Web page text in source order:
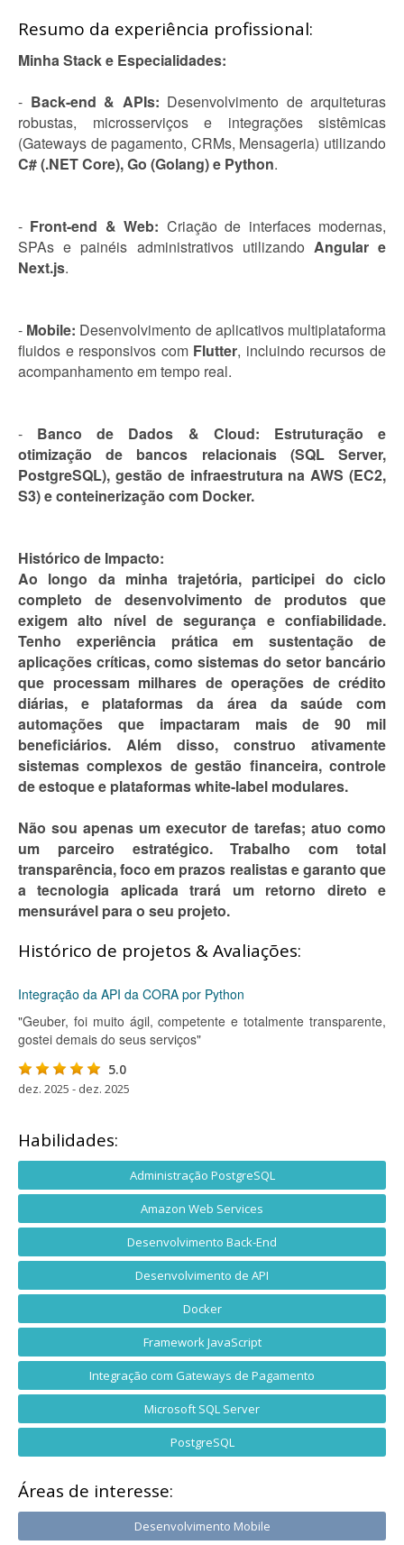
Resumo da experiência profissional:
Minha Stack e Especialidades:
- Back-end & APIs: Desenvolvimento de arquiteturas
robustas, microsserviços e integrações sistêmicas
(Gateways de pagamento, CRMs, Mensageria) utilizando
C# (.NET Core), Go (Golang) e Python.
- Front-end & Web: Criação de interfaces modernas,
SPAs e painéis administrativos utilizando Angular e
Next.js.
- Mobile: Desenvolvimento de aplicativos multiplataforma
fluidos e responsivos com Flutter, incluindo recursos de
acompanhamento em tempo real.
- Banco de Dados & Cloud: Estruturação e
otimização de bancos relacionais (SQL Server,
PostgreSQL), gestão de infraestrutura naAWS (EC2,
S3) e conteinerização com Docker.
Histórico de Impacto:
Ao longo da minha trajetória, participei do ciclo
completo de desenvolvimento de produtos que
exigem alto nível de segurança e confiabilidade.
Tenho experiência prática em sustentação de
aplicações críticas, como sistemas do setor bancário
que processam milhares de operações de crédito
diárias, e plataformas da área da saúde com
automações que impactaram mais de 90 mil
beneficiários. Além disso, construo ativamente
sistemas complexos de gestão financeira, controle
de estoque e plataformas white-label modulares.
Não sou apenas um executor de tarefas; atuo como
um parceiro estratégico. Trabalho com total
transparência, foco em prazos realistas e garanto que
a tecnologia aplicada trará um retorno direto e
mensurável para o seu projeto.
Histórico de projetos & Avaliações:
Integração da API da CORA por Python
"Geuber, foi muito ágil, competente e totalmente transparente,
gostei demais do seus serviços"
5.0
dez. 2025 - dez. 2025
Habilidades:
Administração PostgreSQL
Amazon Web Services
Desenvolvimento Back-End
Desenvolvimento de API
Docker
Framework JavaScript
Integração com Gateways de Pagamento
Microsoft SQL Server
PostgreSQL
Áreas de interesse:
Desenvolvimento Mobile